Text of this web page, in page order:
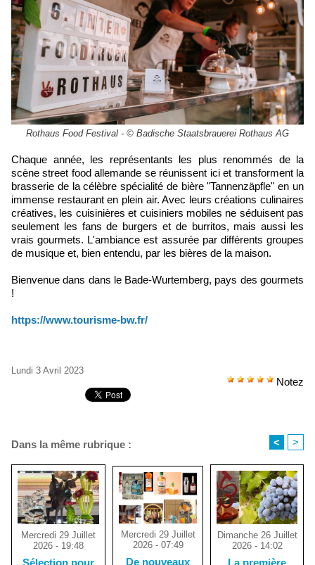
Rothaus Food Festival - © Badische Staatsbrauerei Rothaus AG
Chaque année, les représentants les plus renommés de la
scène street food allemande se réunissent ici et transforment la
brasserie de la célèbre spécialité de bière "Tannenzäpfle" en un
immense restaurant en plein air. Avec leurs créations culinaires
créatives, les cuisinières et cuisiniers mobiles ne séduisent pas
seulement les fans de burgers et de burritos, mais aussi les
vrais gourmets. L'ambiance est assurée par différents groupes
de musique et, bien entendu, par les bières de la maison.
Bienvenue dans dans le Bade-Wurtemberg, pays des gourmets
!
https://www.tourisme-bw.fr/
Lundi 3 Avril 2023
Notez
Dans la même rubrique : < >
Mercredi 29 Juillet
2026 - 19:48
Mercredi 29 Juillet
2026 - 07:49
De nouveaux
Dimanche 26 Juillet
2026 - 14:02
La première